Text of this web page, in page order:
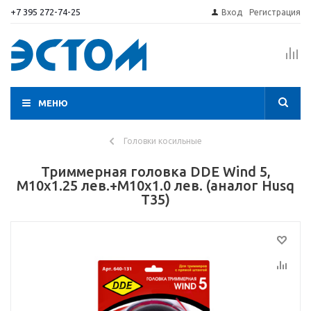
+7 395 272-74-25 Вход Регистрация
МЕНЮ
Головки косильные
Триммерная головка DDE Wind 5,
M10х1.25 лев.+M10х1.0 лев. (аналог Husq
T35)